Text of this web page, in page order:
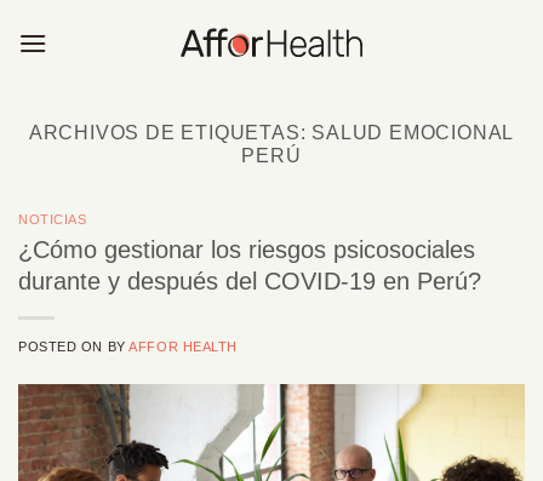
ARCHIVOS DE ETIQUETAS: SALUD EMOCIONAL
PERÚ
NOTICIAS
¿Cómo gestionar los riesgos psicosociales
durante y después del COVID-19 en Perú?
POSTED ON BYAFFOR HEALTH